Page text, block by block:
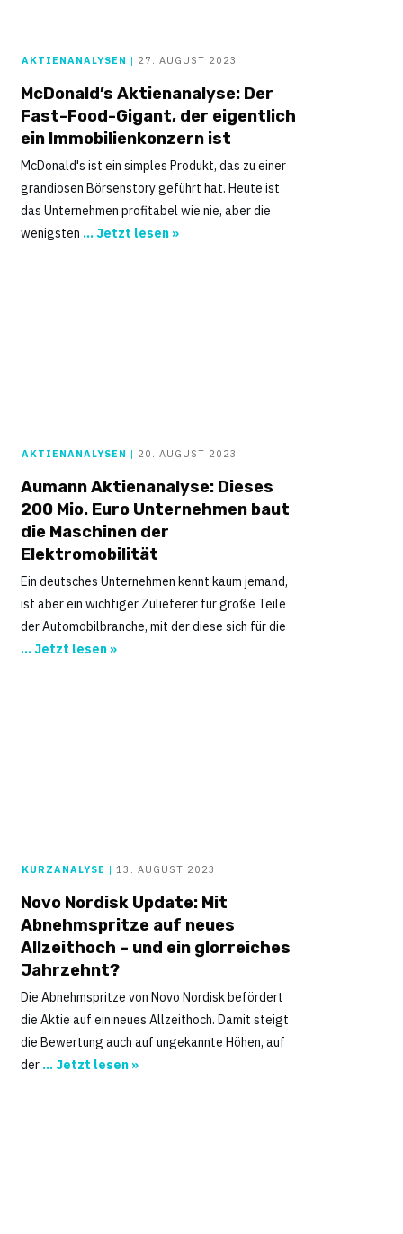
AKTIENANALYSEN | 27. AUGUST 2023
McDonald’s Aktienanalyse: Der
Fast-Food-Gigant, der eigentlich
ein Immobilienkonzern ist
McDonald's ist ein simples Produkt, das zu einer
grandiosen Börsenstory geführt hat. Heute ist
das Unternehmen profitabel wie nie, aber die
wenigsten ... Jetzt lesen »
AKTIENANALYSEN | 20. AUGUST 2023
Aumann Aktienanalyse: Dieses
200 Mio. Euro Unternehmen baut
die Maschinen der
Elektromobilität
Ein deutsches Unternehmen kennt kaum jemand,
ist aber ein wichtiger Zulieferer für große Teile
der Automobilbranche, mit der diese sich für die
... Jetzt lesen »
KURZANALYSE | 13. AUGUST 2023
Novo Nordisk Update: Mit
Abnehmspritze auf neues
Allzeithoch – und ein glorreiches
Jahrzehnt?
Die Abnehmspritze von Novo Nordisk befördert
die Aktie auf ein neues Allzeithoch. Damit steigt
die Bewertung auch auf ungekannte Höhen, auf
der ... Jetzt lesen »